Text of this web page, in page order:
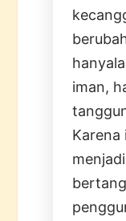
iman,
Karena